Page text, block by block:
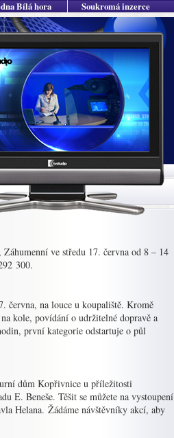
Bílá hora Soukromá inzerce
ve středu 17. června od 8 – 14
300.
června, na louce u koupaliště. Kromě
kole, povídání o udržitelné dopravě a
první kategorie odstartuje o půl
dům Kopřivnice u příležitosti
E. Beneše. Těšit se můžete na vystoupení
Helana. Žádáme návštěvníky akcí, aby